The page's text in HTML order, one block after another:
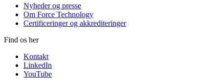
Nyheder og presse
Om Force Technology
Certificeringer og akkrediteringer
Find os her
Kontakt
LinkedIn
YouTube